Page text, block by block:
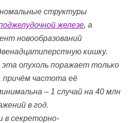
структуры
железе, а
новообразований
кишку.
опухоль поражает только
причём частота её
– 1 случай на 40 млн
в год.
в секреторно-